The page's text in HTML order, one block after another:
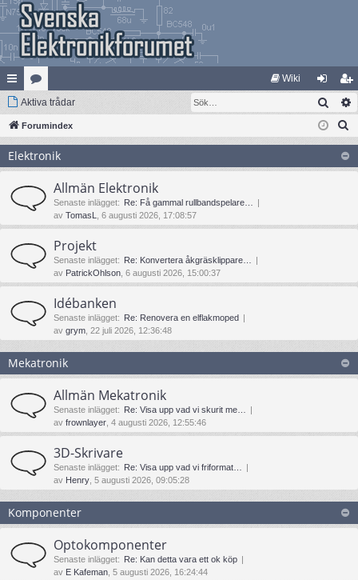
na
bb
lä
nk
ar
at
eg
ori
er
Wiki
og
ga
li
m
ed
le
Aktiva trådar Sök
Forumindex
Elektronik
Allmän Elektronik
Senaste inlägget: Re: Få gammal rullbandspelare…
av TomasL , 6 augusti 2026, 17:08:57
Projekt
Senaste inlägget: Re: Konvertera åkgräsklippare…
av PatrickOhlson , 6 augusti 2026, 15:00:37
Idébanken
Senaste inlägget: Re: Renovera en elflakmoped
av grym , 22 juli 2026, 12:36:48
Mekatronik
Allmän Mekatronik
Senaste inlägget: Re: Visa upp vad vi skurit me…
av frownlayer , 4 augusti 2026, 12:55:46
3D-Skrivare
Senaste inlägget: Re: Visa upp vad vi friformat…
av Henry , 5 augusti 2026, 09:05:28
Komponenter
Optokomponenter
Senaste inlägget: Re: Kan detta vara ett ok köp
av E Kafeman , 5 augusti 2026, 16:24:44